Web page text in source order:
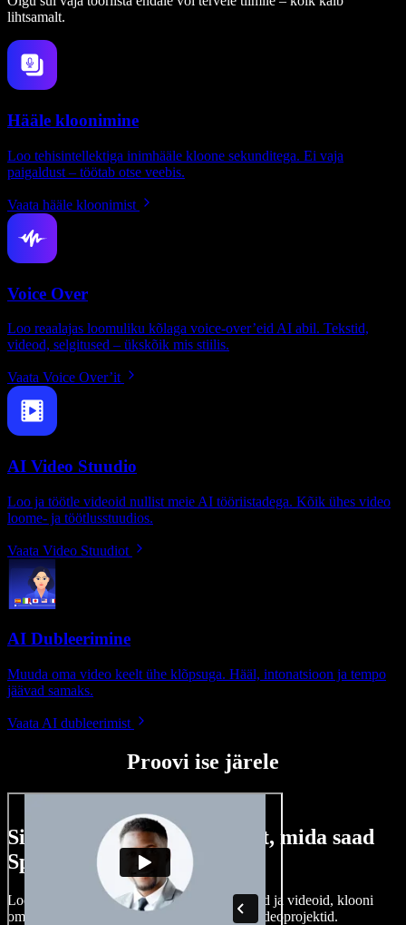
lihtsamalt.
Hääle kloonimine
Loo tehisintellektiga inimhääle kloone sekunditega. Ei vaja
paigaldust – töötab otse veebis.
Vaata hääle kloonimist
Voice Over
Loo reaalajas loomuliku kõlaga voice-over’eid AI abil. Tekstid,
videod, selgitused – ükskõik mis stiilis.
Vaata Voice Over’it
AI Video Stuudio
Loo ja töötle videoid nullist meie AI tööriistadega. Kõik ühes video
loome- ja töötlusstuudios.
Vaata Video Stuudiot
AI Dubleerimine
Muuda oma video keelt ühe klõpsuga. Hääl, intonatsioon ja tempo
jäävad samaks.
Vaata AI dubleerimist
Proovi ise järele
Siin on vaid väike osa sellest, mida saad
Speechify Studioga teha.
Loo voice-over’eid, kasuta tasuta pilte, helisid ja videoid, klooni
oma häält ja pane kokku terviklikud audio-videoprojektid.